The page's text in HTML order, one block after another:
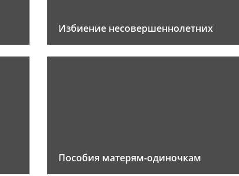
Избиение несовершеннолетних
Пособия матерям-одиночкам